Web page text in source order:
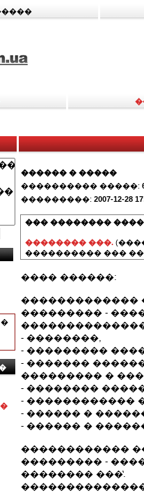
������ � �����
���������� �����:
���������: 2007-12-28
��� ��������
�������� ���.
���������� ���
���� ������:
�������������
��������� -
- ��������,
- ���������
- �������
��������� �
- ��������
- ������������
- ������ �
- ������ �
������������
��������� -
�������� ���̔.